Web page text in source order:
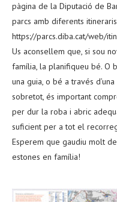
pàgina de la Diputació de
parcs amb diferents
https://parcs.diba.cat/web/
Us aconsellem que, si sou
família, la planifiqueu bé. O
una guia, o bé a través
sobretot, és important
per dur la roba i abric
suficient per a tot el
Esperem que gaudiu molt
estones en família!